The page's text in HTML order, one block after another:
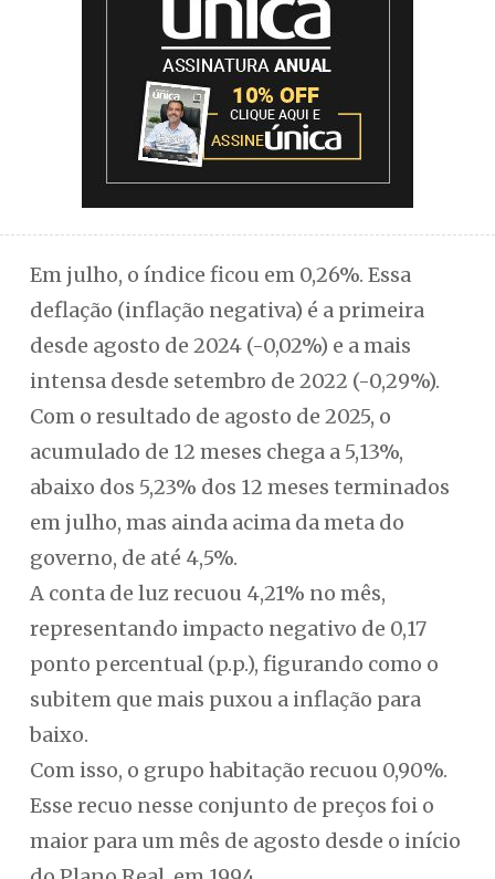
Em julho, o índice ficou em 0,26%. Essa
deflação (inflação negativa) é a primeira
desde agosto de 2024 (-0,02%) e a mais
intensa desde setembro de 2022 (-0,29%).
Com o resultado de agosto de 2025, o
acumulado de 12 meses chega a 5,13%,
abaixo dos 5,23% dos 12 meses terminados
em julho, mas ainda acima da meta do
governo, de até 4,5%.
A conta de luz recuou 4,21% no mês,
representando impacto negativo de 0,17
ponto percentual (p.p.), figurando como o
subitem que mais puxou a inflação para
baixo.
Com isso, o grupo habitação recuou 0,90%.
Esse recuo nesse conjunto de preços foi o
maior para um mês de agosto desde o início